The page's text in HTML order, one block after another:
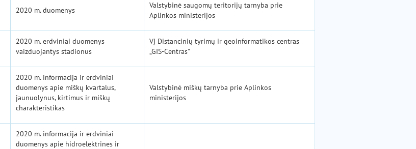
2020 m. duomenys
Valstybinė saugomų teritorijų tarnyba prie
Aplinkos ministerijos
2020 m. erdviniai duomenys
vaizduojantys stadionus
VĮ Distancinių tyrimų ir geoinformatikos centras
„GIS-Centras"
2020 m. informacija ir erdviniai
duomenys apie miškų kvartalus,
jaunuolynus, kirtimus ir miškų
charakteristikas
Valstybinė miškų tarnyba prie Aplinkos
ministerijos
2020 m. informacija ir erdviniai
duomenys apie hidroelektrines ir